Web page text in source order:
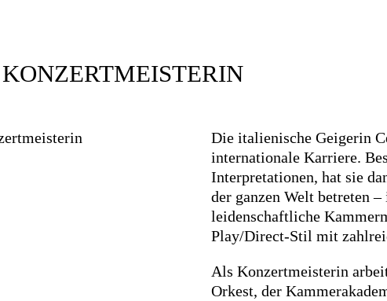
Die italienische Geigerin
internationale Karriere.
Interpretationen, hat sie
der ganzen Welt betreten
leidenschaftliche
Play/Direct-Stil mit
Als Konzertmeisterin
Orkest, der